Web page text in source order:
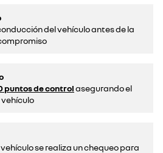
del vehículo antes de la
puntos de controlasegurando el
se realiza un chequeo para